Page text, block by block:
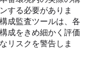
する必要がありま
成監査ツールは、各
成をきめ細かく評価
リスクを警告しま